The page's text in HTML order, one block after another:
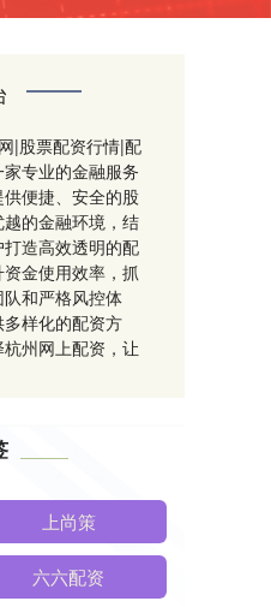
|股票配资行情|配
专业的金融服务
便捷、安全的股
的金融环境，结
造高效透明的配
金使用效率，抓
和严格风控体
样化的配资方
州网上配资，让
上尚策
六六配资